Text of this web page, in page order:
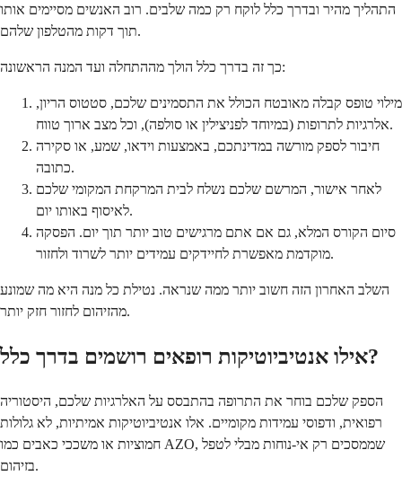
התהליך מהיר ובדרך כלל לוקח רק כמה שלבים. רוב האנשים מסיימים אותו
תוך דקות מהטלפון שלהם.
כך זה בדרך כלל הולך מההתחלה ועד המנה הראשונה:
מילוי טופס קבלה מאובטח הכולל את התסמינים שלכם, סטטוס הריון,
אלרגיות לתרופות (במיוחד לפניצילין או סולפה), וכל מצב ארוך טווח.
חיבור לספק מורשה במדינתכם, באמצעות וידאו, שמע, או סקירה
כתובה.
לאחר אישור, המרשם שלכם נשלח לבית המרקחת המקומי שלכם
לאיסוף באותו יום.
סיום הקורס המלא, גם אם אתם מרגישים טוב יותר תוך יום. הפסקה
מוקדמת מאפשרת לחיידקים עמידים יותר לשרוד ולחזור.
השלב האחרון הזה חשוב יותר ממה שנראה. נטילת כל מנה היא מה שמונע
מהזיהום לחזור חזק יותר.
אילו אנטיביוטיקות רופאים רושמים בדרך כלל?
הספק שלכם בוחר את התרופה בהתבסס על האלרגיות שלכם, היסטוריה
רפואית, ודפוסי עמידות מקומיים. אלו אנטיביוטיקות אמיתיות, לא גלולות
חמוציות או משככי כאבים כמו AZO, שממסכים רק אי-נוחות מבלי לטפל
בזיהום.